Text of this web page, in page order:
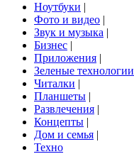
Ноутбуки |
Фото и видео |
Звук и музыка |
Бизнес |
Приложения |
Зеленые технологии
Читалки |
Планшеты |
Развлечения |
Концепты |
Дом и семья |
Техно